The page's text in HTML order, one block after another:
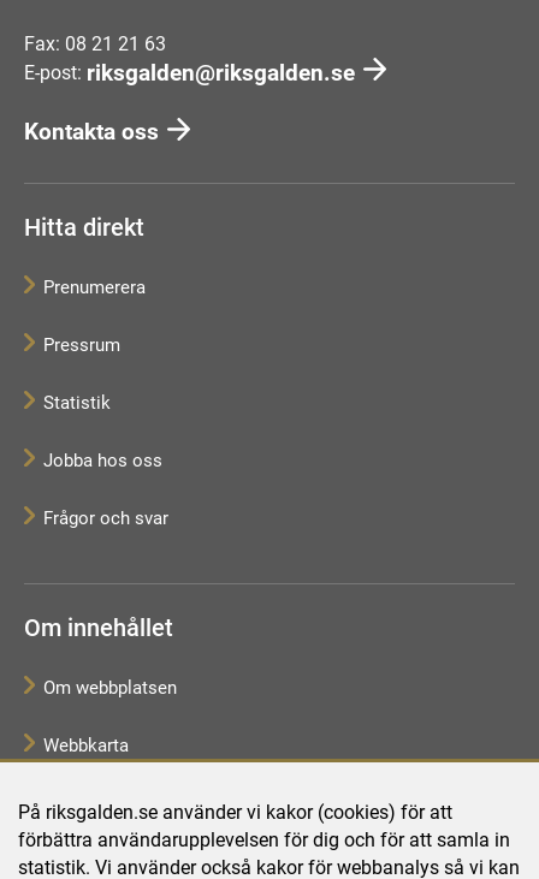
På riksgalden.se använder vi kakor (cookies) för att
förbättra användarupplevelsen för dig och för att samla in
statistik. Vi använder också kakor för webbanalys så vi kan
Fax: 08 21 21 63
E-post: riksgalden@riksgalden.se
Kontakta oss
Hitta direkt
Prenumerera
Pressrum
Statistik
Jobba hos oss
Frågor och svar
Om innehållet
Om webbplatsen
Webbkarta
Tillgänglighetsredogörelse
Behandling av personuppgifter